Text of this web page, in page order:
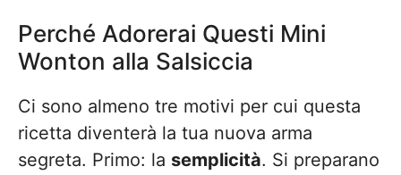
Perché Adorerai Questi Mini
Wonton alla Salsiccia
Ci sono almeno tre motivi per cui questa
ricetta diventerà la tua nuova arma
segreta. Primo: la semplicità. Si preparano